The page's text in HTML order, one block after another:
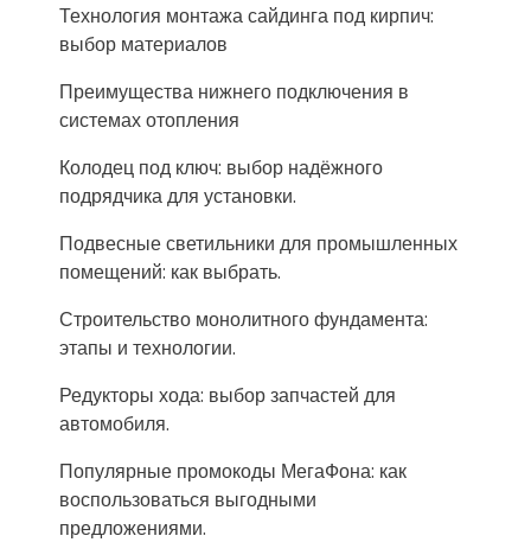
Технология монтажа сайдинга под кирпич:
выбор материалов
Преимущества нижнего подключения в
системах отопления
Колодец под ключ: выбор надёжного
подрядчика для установки.
Подвесные светильники для промышленных
помещений: как выбрать.
Строительство монолитного фундамента:
этапы и технологии.
Редукторы хода: выбор запчастей для
автомобиля.
Популярные промокоды МегаФона: как
воспользоваться выгодными
предложениями.